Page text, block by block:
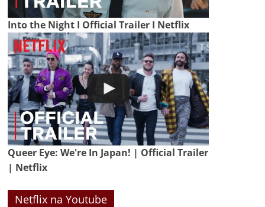
Into the Night I Official Trailer I Netflix
Queer Eye: We're In Japan! | Official Trailer
| Netflix
Netflix na Youtube